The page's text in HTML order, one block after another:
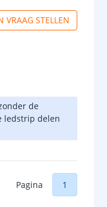
VRAAG STELLEN
de
ledstrip delen
Pagina 1